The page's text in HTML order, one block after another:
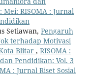
Mei: RISOMA : Jurnal
Setiawan, Pengaruh
terhadap Motivasi
Blitar , RISOMA :
Pendidikan: Vol. 3
: Jurnal Riset Sosial